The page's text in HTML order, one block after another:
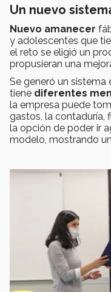
Un nuevo
Nuevo amanecer
y adolescentes que
el reto se eligió un
propusieran una
Se generó un sistema
tiene diferentes
la empresa puede
gastos, la contaduría,
la opción de poder ir
modelo, mostrando un